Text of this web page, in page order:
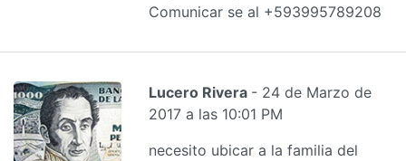
Comunicar se al +593995789208
Lucero Rivera - 24 de Marzo de
2017 a las 10:01 PM
necesito ubicar a la familia del